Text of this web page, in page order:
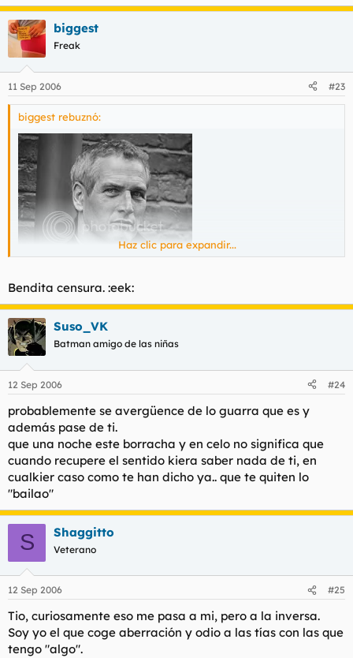
biggest
Freak
11 Sep 2006 #23
biggest rebuznó:
Haz clic para expandir...
Bendita censura. :eek:
Suso_VK
Batman amigo de las niñas
12 Sep 2006 #24
probablemente se avergüence de lo guarra que es y
además pase de ti.
que una noche este borracha y en celo no significa que
cuando recupere el sentido kiera saber nada de ti, en
cualkier caso como te han dicho ya.. que te quiten lo
"bailao"
S Shaggitto
Veterano
12 Sep 2006 #25
Tio, curiosamente eso me pasa a mi, pero a la inversa.
Soy yo el que coge aberración y odio a las tías con las que
tengo "algo".